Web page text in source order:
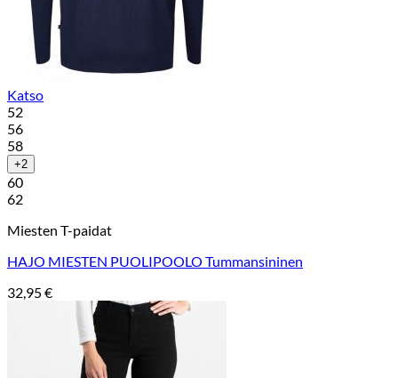
Katso
52
56
58
+2
60
62
Miesten T-paidat
HAJO MIESTEN PUOLIPOOLO Tummansininen
32,95€